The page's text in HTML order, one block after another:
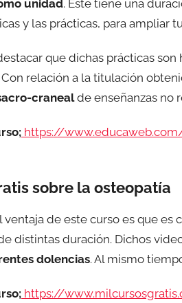
unidad. Este tiene una
y las prácticas, para ampliar
que dichas prácticas
relación a la titulación
cranealde enseñanzas no
https://
sobre la osteopatía
ventaja de este curso es que
distintas duración. Dichos
dolencias. Al mismo
https://